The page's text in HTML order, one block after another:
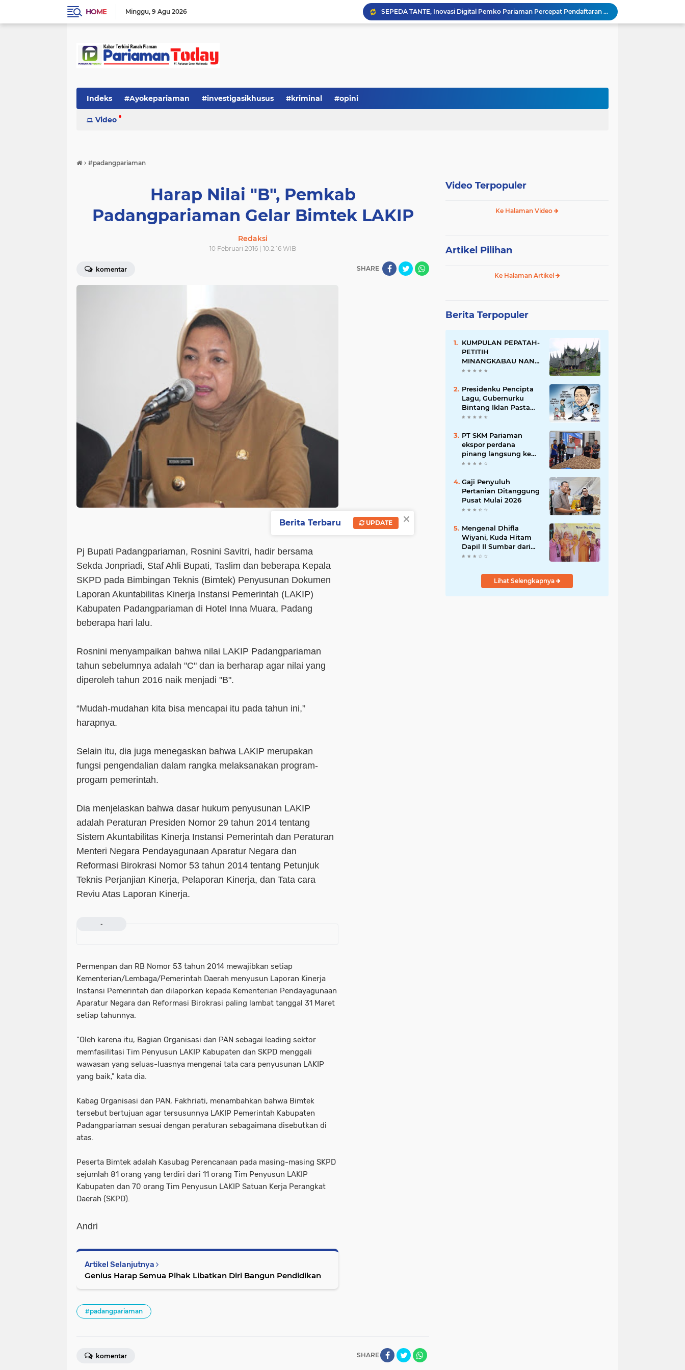
HOME Minggu 9 Agu 2026
SEPEDA TANTE, Inovasi Digital Pemko Pariaman Percepat Pendaftaran Tanda Tangan Elektronik
Tingkatkan Mutu Pelayanan, Pemko Pariaman Gandeng RSUP Dr. M. Djamil Padang
Pemkot Pariaman Mulai Pusdiklat Paskibraka 2026, Wali Kota Tekankan Pentingnya Disiplin
Indeks #Ayokepariaman #investigasikhusus #kriminal #opini
Video
› #padangpariaman
Harap Nilai "B", Pemkab
Padangpariaman Gelar Bimtek LAKIP
Redaksi
10 Februari 2016 | 10.2.16 WIB
komentar SHARE
Pj Bupati Padangpariaman, Rosnini Savitri, hadir bersama
Sekda Jonpriadi, Staf Ahli Bupati, Taslim dan beberapa Kepala
SKPD pada Bimbingan Teknis (Bimtek) Penyusunan Dokumen
Laporan Akuntabilitas Kinerja Instansi Pemerintah (LAKIP)
Kabupaten Padangpariaman di Hotel Inna Muara, Padang
beberapa hari lalu.
Rosnini menyampaikan bahwa nilai LAKIP Padangpariaman
tahun sebelumnya adalah "C" dan ia berharap agar nilai yang
diperoleh tahun 2016 naik menjadi "B".
“Mudah-mudahan kita bisa mencapai itu pada tahun ini,”
harapnya.
Selain itu, dia juga menegaskan bahwa LAKIP merupakan
fungsi pengendalian dalam rangka melaksanakan program-
progam pemerintah.
Dia menjelaskan bahwa dasar hukum penyusunan LAKIP
adalah Peraturan Presiden Nomor 29 tahun 2014 tentang
Sistem Akuntabilitas Kinerja Instansi Pemerintah dan Peraturan
Menteri Negara Pendayagunaan Aparatur Negara dan
Reformasi Birokrasi Nomor 53 tahun 2014 tentang Petunjuk
Teknis Perjanjian Kinerja, Pelaporan Kinerja, dan Tata cara
Reviu Atas Laporan Kinerja.
-
Permenpan dan RB Nomor 53 tahun 2014 mewajibkan setiap
Kementerian/Lembaga/Pemerintah Daerah menyusun Laporan Kinerja
Instansi Pemerintah dan dilaporkan kepada Kementerian Pendayagunaan
Aparatur Negara dan Reformasi Birokrasi paling lambat tanggal 31 Maret
setiap tahunnya.
"Oleh karena itu, Bagian Organisasi dan PAN sebagai leading sektor
memfasilitasi Tim Penyusun LAKIP Kabupaten dan SKPD menggali
wawasan yang seluas-luasnya mengenai tata cara penyusunan LAKIP
yang baik," kata dia.
Kabag Organisasi dan PAN, Fakhriati, menambahkan bahwa Bimtek
tersebut bertujuan agar tersusunnya LAKIP Pemerintah Kabupaten
Padangpariaman sesuai dengan peraturan sebagaimana disebutkan di
atas.
Peserta Bimtek adalah Kasubag Perencanaan pada masing-masing SKPD
sejumlah 81 orang yang terdiri dari 11 orang Tim Penyusun LAKIP
Kabupaten dan 70 orang Tim Penyusun LAKIP Satuan Kerja Perangkat
Daerah (SKPD).
Andri
Artikel Selanjutnya
Genius Harap Semua Pihak Libatkan Diri Bangun Pendidikan
#padangpariaman
SHARE
komentar
Video Terpopuler
Ke Halaman Video
Artikel Pilihan
Ke Halaman Artikel
Berita Terpopuler
KUMPULAN PEPATAH-
PETITIH
MINANGKABAU NAN
ELOK
Presidenku Pencipta
Lagu, Gubernurku
Bintang Iklan Pasta
Gigi
PT SKM Pariaman
ekspor perdana
pinang langsung ke
India
Gaji Penyuluh
Pertanian Ditanggung
Pusat Mulai 2026
Mengenal Dhifla
Wiyani, Kuda Hitam
Dapil II Sumbar dari
Golkar
Lihat Selengkapnya
×
Berita Terbaru UPDATE